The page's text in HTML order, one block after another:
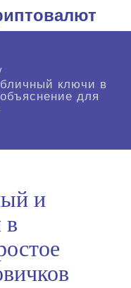
ключи в
для
и